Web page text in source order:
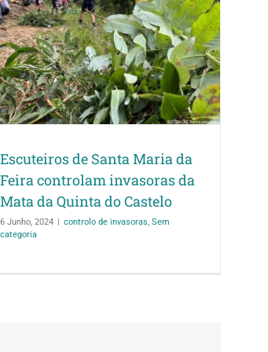
Escuteiros de Santa Maria da
Feira controlam invasoras da
Mata da Quinta do Castelo
6 Junho, 2024 controlo de invasoras,Sem
categoria